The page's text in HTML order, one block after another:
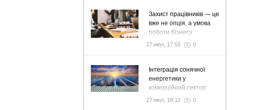
Захист працівників — це
вже не опція, а умова
роботи бізнесу
27 июл, 17:55 0
Інтеграція сонячної
енергетики у
комерційний сектор:
стратегія розвитку та
27 июл, 18:12 0